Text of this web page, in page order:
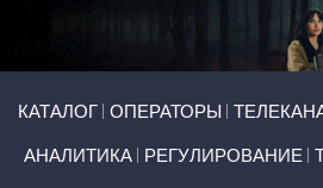
КАТАЛОГ ОПЕРАТОРЫ
АНАЛИТИКА РЕГУЛИРОВАНИЕ